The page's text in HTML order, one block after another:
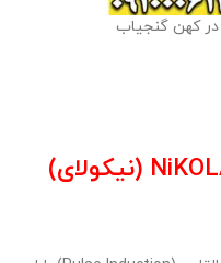
کهن گنجیاب